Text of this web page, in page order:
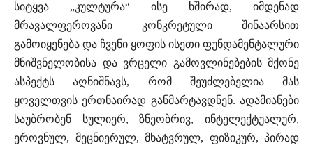
სიტყვა „კულტურა“ ისე ხშირად, იმდენად
მრავალფეროვანი კონკრეტული შინაარსით
გამოიყენება და ჩვენი ყოფის ისეთი ფუნდამენტალური
მნიშვნელობისა და ვრცელი გამოვლინებების მქონე
ასპექტს აღნიშნავს, რომ შეუძლებელია მას
ყოველთვის ერთნაირად განმარტავდნენ. ადამიანები
საუბრობენ სულიერ, ზნეობრივ, ინტელექტუალურ,
ეროვნულ, მეცნიერულ, მხატვრულ, ფიზიკურ, პირად